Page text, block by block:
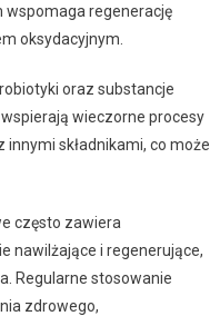
wspomaga regenerację
oksydacyjnym.
oraz substancje
wieczorne procesy
innymi składnikami, co może
często zawiera
nawilżające i regenerujące,
Regularne stosowanie
zdrowego,